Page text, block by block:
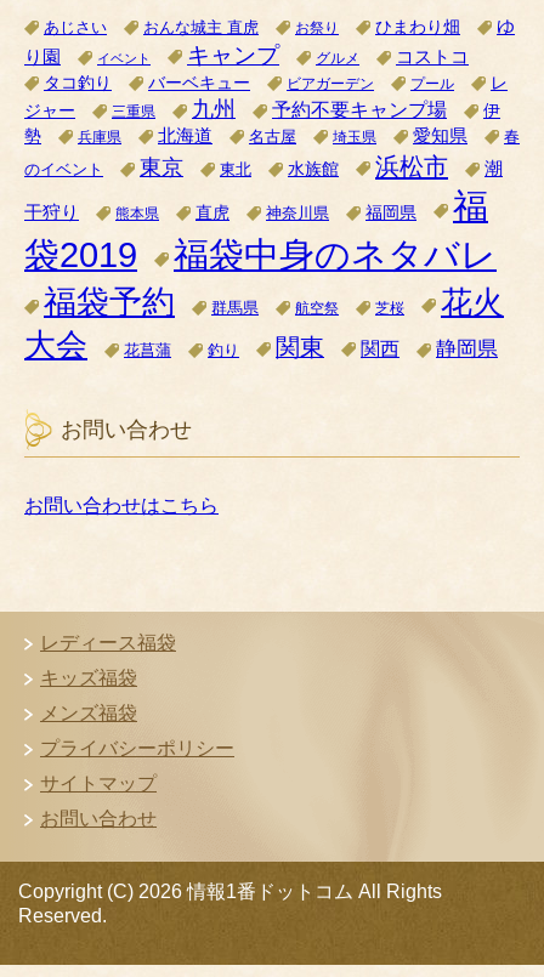
あじさい おんな城主 直虎 お祭り ひまわり畑
ゆ
り園
イベント キャンプ グルメ コストコ
タコ釣り バーベキュー ビアガーデン プール
レ
ジャー
三重県 九州 予約不要キャンプ場
伊
勢
兵庫県 北海道 名古屋 埼玉県 愛知県
春
のイベント
東京 東北 水族館 浜松市 潮
干狩り 熊本県 直虎 神奈川県 福岡県
福
袋2019
福袋中身のネタバレ
福袋予約 群馬県 航空祭 芝桜
花火
大会
花菖蒲 釣り 関東 関西 静岡県
お問い合わせ
お問い合わせはこちら
レディース福袋
キッズ福袋
メンズ福袋
プライバシーポリシー
サイトマップ
お問い合わせ
Copyright (C) 2026 情報1番ドットコム All Rights
Reserved.